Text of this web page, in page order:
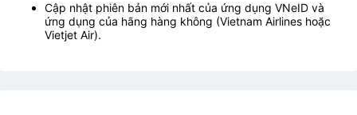
Cập nhật phiên bản mới nhất của ứng dụng VNeID và
ứng dụng của hãng hàng không (Vietnam Airlines hoặc
Vietjet Air).